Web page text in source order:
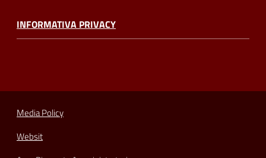
INFORMATIVA PRIVACY
Media Policy
Websit